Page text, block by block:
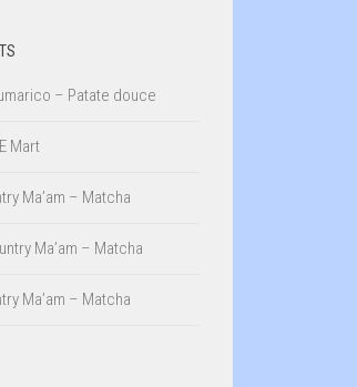
– Patate douce
Mart
Ma’am – Matcha
Ma’am – Matcha
Ma’am – Matcha